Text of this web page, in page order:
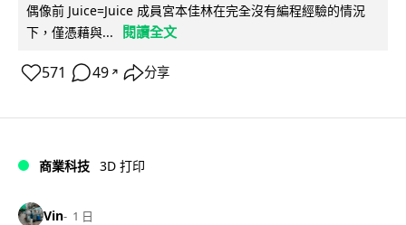
偶像前 Juice=Juice 成員宮本佳林在完全沒有編程經驗的情況
下，僅憑藉與...
閱讀全文
571 49 ↗ 分享
商業科技 3D 打印
Vin 1 日